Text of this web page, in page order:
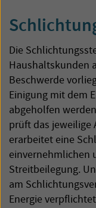
Die
Haushaltskunden
Beschwerde
Einigung mit dem
abgeholfen
prüft das jeweilige
erarbeitet eine
einvernehmlichen
Streitbeilegung.
am
Energie